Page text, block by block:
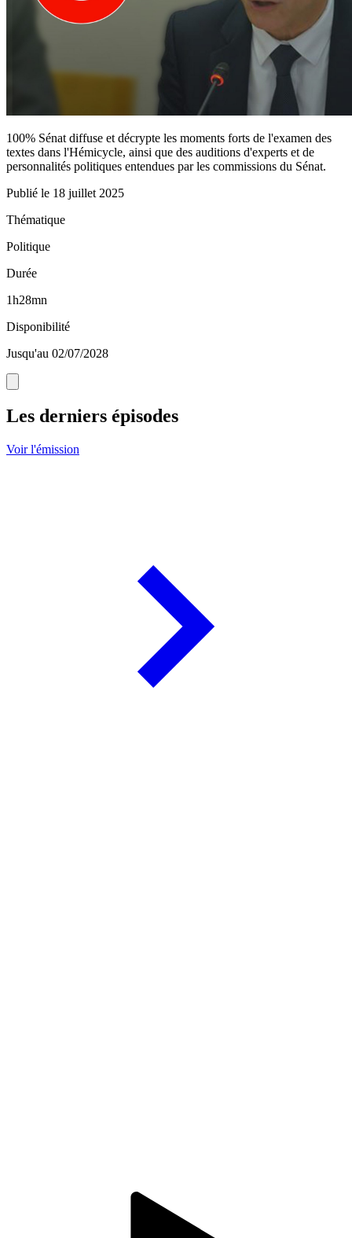
100% Sénat diffuse et décrypte les moments forts de l'examen des
textes dans l'Hémicycle, ainsi que des auditions d'experts et de
personnalités politiques entendues par les commissions du Sénat.
Publié le 18 juillet 2025
Thématique
Politique
Durée
1h28mn
Disponibilité
Jusqu'au 02/07/2028
Les derniers épisodes
Voir l'émission